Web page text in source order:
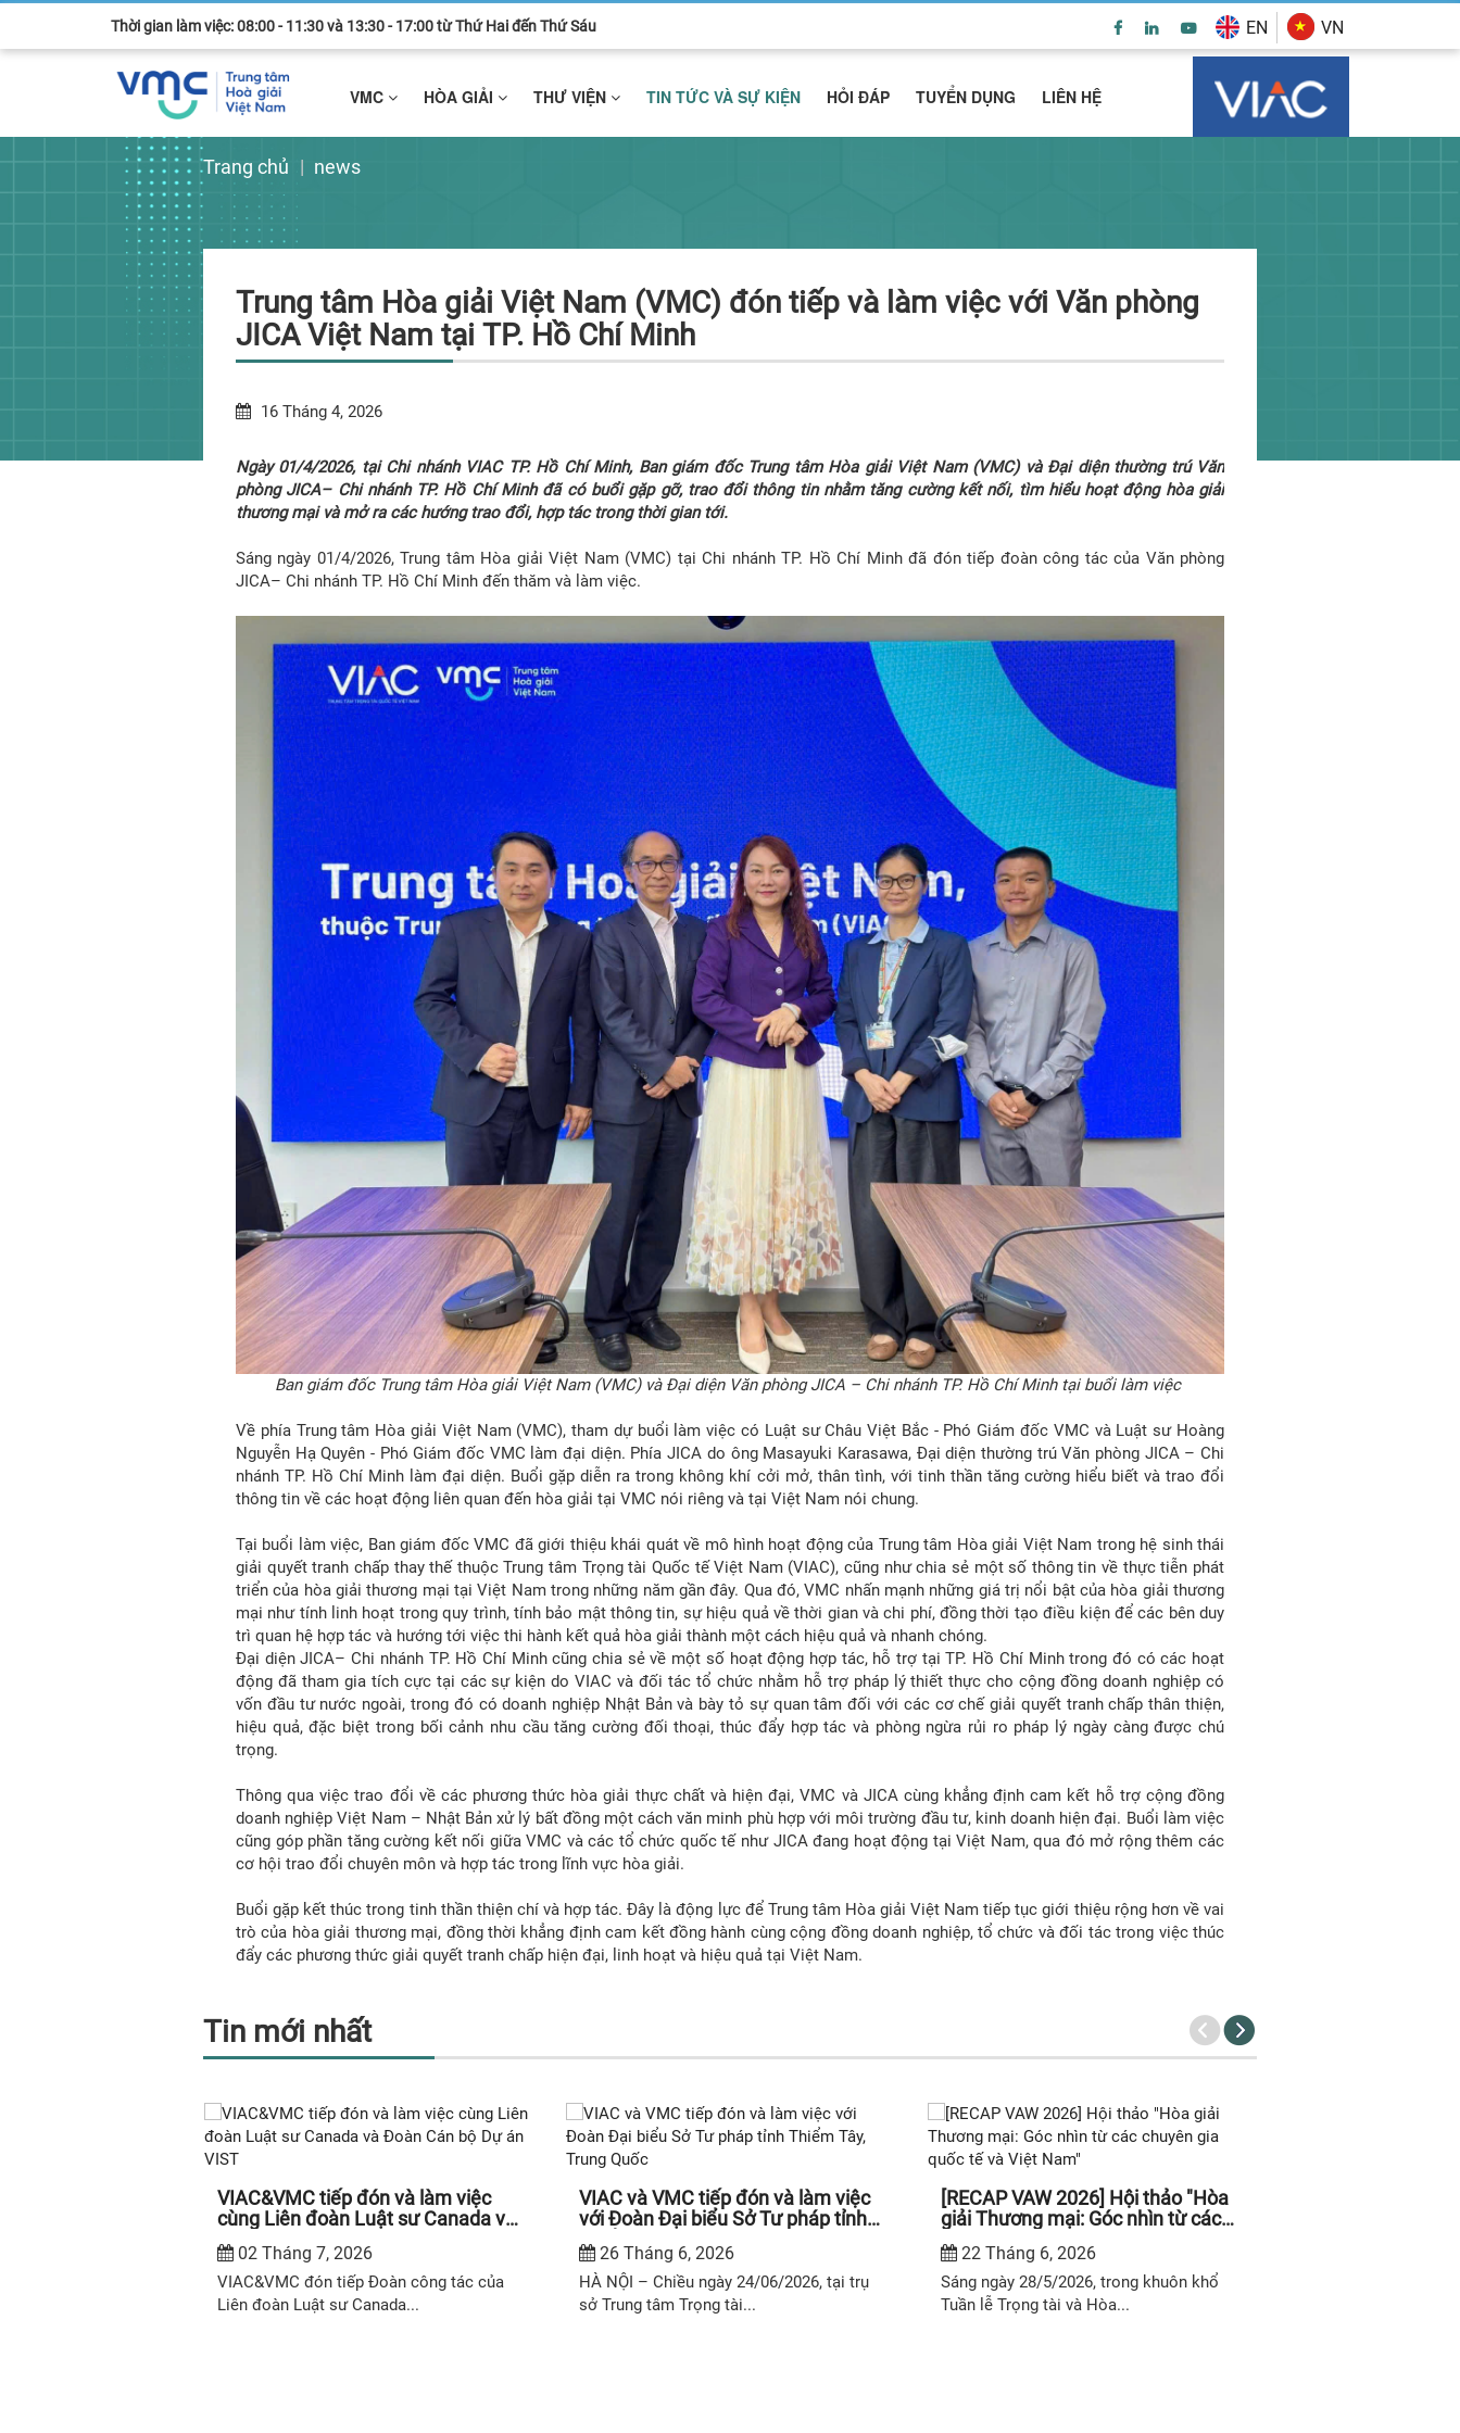
Thời gian làm việc: 08:00 - 11:30 và 13:30 - 17:00 từ Thứ Hai đến Thứ Sáu EN VN
VMC HÒA GIẢI THƯ VIỆN TIN TỨC VÀ SỰ KIỆN HỎI ĐÁP TUYỂN DỤNG LIÊN HỆ
Trang chủ news
Trung tâm Hòa giải Việt Nam (VMC) đón tiếp và làm việc với Văn phòng
JICA Việt Nam tại TP. Hồ Chí Minh
16 Tháng 4, 2026
Ngày 01/4/2026, tại Chi nhánh VIAC TP. Hồ Chí Minh, Ban giám đốc Trung tâm Hòa giải Việt Nam (VMC) và Đại diện thường trú Văn
phòng JICA– Chi nhánh TP. Hồ Chí Minh đã có buổi gặp gỡ, trao đổi thông tin nhằm tăng cường kết nối, tìm hiểu hoạt động hòa giải
thương mại và mở ra các hướng trao đổi, hợp tác trong thời gian tới.
Sáng ngày 01/4/2026, Trung tâm Hòa giải Việt Nam (VMC) tại Chi nhánh TP. Hồ Chí Minh đã đón tiếp đoàn công tác của Văn phòng
JICA– Chi nhánh TP. Hồ Chí Minh đến thăm và làm việc.
Ban giám đốc Trung tâm Hòa giải Việt Nam (VMC) và Đại diện Văn phòng JICA – Chi nhánh TP. Hồ Chí Minh tại buổi làm việc
Về phía Trung tâm Hòa giải Việt Nam (VMC), tham dự buổi làm việc có Luật sư Châu Việt Bắc - Phó Giám đốc VMC và Luật sư Hoàng
Nguyễn Hạ Quyên - Phó Giám đốc VMC làm đại diện. Phía JICA do ông Masayuki Karasawa, Đại diện thường trú Văn phòng JICA – Chi
nhánh TP. Hồ Chí Minh làm đại diện. Buổi gặp diễn ra trong không khí cởi mở, thân tình, với tinh thần tăng cường hiểu biết và trao đổi
thông tin về các hoạt động liên quan đến hòa giải tại VMC nói riêng và tại Việt Nam nói chung.
Tại buổi làm việc, Ban giám đốc VMC đã giới thiệu khái quát về mô hình hoạt động của Trung tâm Hòa giải Việt Nam trong hệ sinh thái
giải quyết tranh chấp thay thế thuộc Trung tâm Trọng tài Quốc tế Việt Nam (VIAC), cũng như chia sẻ một số thông tin về thực tiễn phát
triển của hòa giải thương mại tại Việt Nam trong những năm gần đây. Qua đó, VMC nhấn mạnh những giá trị nổi bật của hòa giải thương
mại như tính linh hoạt trong quy trình, tính bảo mật thông tin, sự hiệu quả về thời gian và chi phí, đồng thời tạo điều kiện để các bên duy
trì quan hệ hợp tác và hướng tới việc thi hành kết quả hòa giải thành một cách hiệu quả và nhanh chóng.
Đại diện JICA– Chi nhánh TP. Hồ Chí Minh cũng chia sẻ về một số hoạt động hợp tác, hỗ trợ tại TP. Hồ Chí Minh trong đó có các hoạt
động đã tham gia tích cực tại các sự kiện do VIAC và đối tác tổ chức nhằm hỗ trợ pháp lý thiết thực cho cộng đồng doanh nghiệp có
vốn đầu tư nước ngoài, trong đó có doanh nghiệp Nhật Bản và bày tỏ sự quan tâm đối với các cơ chế giải quyết tranh chấp thân thiện,
hiệu quả, đặc biệt trong bối cảnh nhu cầu tăng cường đối thoại, thúc đẩy hợp tác và phòng ngừa rủi ro pháp lý ngày càng được chú
trọng.
Thông qua việc trao đổi về các phương thức hòa giải thực chất và hiện đại, VMC và JICA cùng khẳng định cam kết hỗ trợ cộng đồng
doanh nghiệp Việt Nam – Nhật Bản xử lý bất đồng một cách văn minh phù hợp với môi trường đầu tư, kinh doanh hiện đại. Buổi làm việc
cũng góp phần tăng cường kết nối giữa VMC và các tổ chức quốc tế như JICA đang hoạt động tại Việt Nam, qua đó mở rộng thêm các
cơ hội trao đổi chuyên môn và hợp tác trong lĩnh vực hòa giải.
Buổi gặp kết thúc trong tinh thần thiện chí và hợp tác. Đây là động lực để Trung tâm Hòa giải Việt Nam tiếp tục giới thiệu rộng hơn về vai
trò của hòa giải thương mại, đồng thời khẳng định cam kết đồng hành cùng cộng đồng doanh nghiệp, tổ chức và đối tác trong việc thúc
đẩy các phương thức giải quyết tranh chấp hiện đại, linh hoạt và hiệu quả tại Việt Nam.
Tin mới nhất
VIAC và VMC tiếp đón và làm việc
với Đoàn Đại biểu Sở Tư pháp tỉnh
Thiểm Tây, Trung Quốc
26 Tháng 6, 2026
HÀ NỘI – Chiều ngày 24/06/2026, tại trụ
sở Trung tâm Trọng tài...
[RECAP VAW 2026] Hội thảo "Hòa
giải Thương mại: Góc nhìn từ các
chuyên gia quốc tế và Việt Nam"
22 Tháng 6, 2026
Sáng ngày 28/5/2026, trong khuôn khổ
Tuần lễ Trọng tài và Hòa...
VMC thúc đẩy hợp tác Quảng Tây
– Việt Nam và chia sẻ pháp lý đầu
tư tại hội thảo Giao lưu Kinh doanh
và Trao đổi Luật Thương mại Trung
Quốc - Việt Nam
18 Tháng 6, 2026
Chiều ngày 02/06/2026, tại TP. Hồ Chí